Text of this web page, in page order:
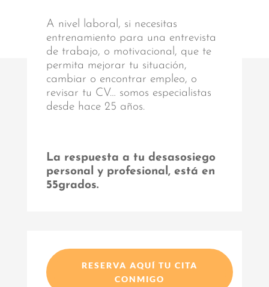
A nivel laboral, si necesitas
entrenamiento para una entrevista
de trabajo, o motivacional, que te
permita mejorar tu situación,
cambiar o encontrar empleo, o
revisar tu CV… somos especialistas
desde hace 25 años.
La respuesta a tu desasosiego
personal y profesional, está en
55grados.
RESERVA AQUÍ TU CITA
CONMIGO